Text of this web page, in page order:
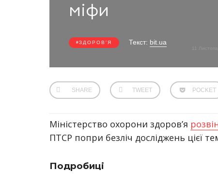
міфи
ЗДОРОВ'Я Текст: bit.ua
11
SHARE TWEET POCKET
Міністерство охорони здоров’я
ПТСР попри безліч досліджень цієї
Подробиці